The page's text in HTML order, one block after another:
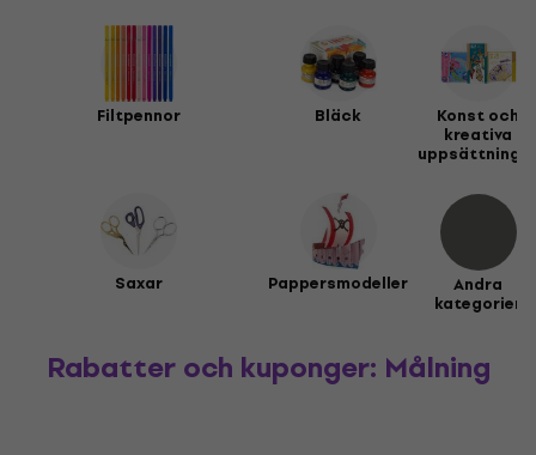
Filtpennor Bläck Konst och
kreativa
Saxar Pappersmodeller Andra
kategorier
Rabatter och kuponger: Målning